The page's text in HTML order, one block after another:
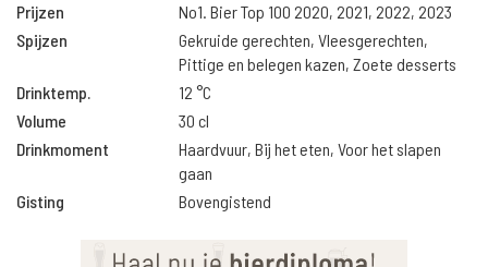
Prijzen
No1. Bier Top 100 2020, 2021, 2022, 2023
Spijzen
Gekruide gerechten, Vleesgerechten,
Pittige en belegen kazen, Zoete desserts
Drinktemp.
12 °C
Volume
30 cl
Drinkmoment
Haardvuur, Bij het eten, Voor het slapen
gaan
Gisting
Bovengistend